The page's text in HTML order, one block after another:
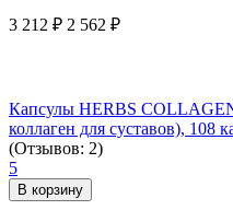
3 212 ₽ 2 562 ₽
Капсулы HERBS
коллаген для суставов), 108
(Отзывов: 2)
5
В корзину